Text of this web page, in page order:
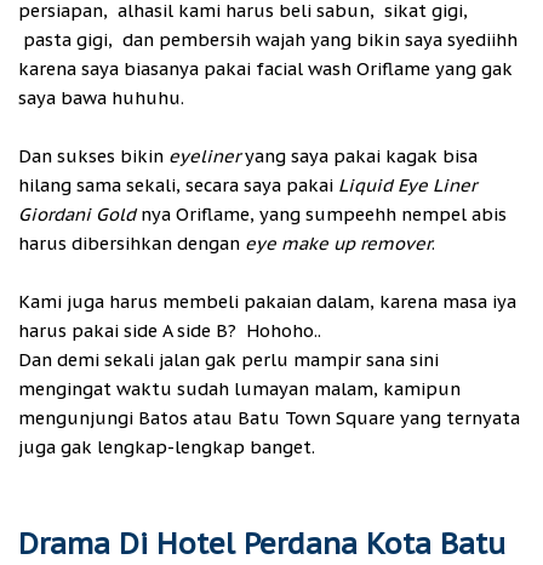
persiapan, alhasil kami harus beli sabun, sikat gigi,
pasta gigi, dan pembersih wajah yang bikin saya syediihh
karena saya biasanya pakai facial wash Oriflame yang gak
saya bawa huhuhu.
Dan sukses bikin eyelineryang saya pakai kagak bisa
hilang sama sekali, secara saya pakai Liquid Eye Liner
Giordani Goldnya Oriflame, yang sumpeehh nempel abis
harus dibersihkan dengan eye make up remover.
Kami juga harus membeli pakaian dalam, karena masa iya
harus pakai side A side B? Hohoho..
Dan demi sekali jalan gak perlu mampir sana sini
mengingat waktu sudah lumayan malam, kamipun
mengunjungi Batos atau Batu Town Square yang ternyata
juga gak lengkap-lengkap banget.
Drama Di Hotel Perdana Kota Batu